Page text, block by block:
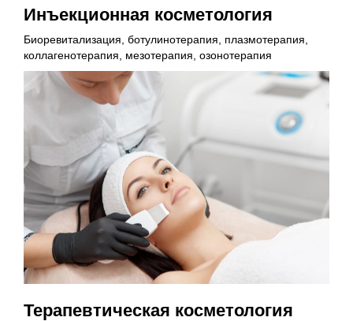
Инъекционная косметология
Биоревитализация, ботулинотерапия, плазмотерапия,
коллагенотерапия, мезотерапия, озонотерапия
Терапевтическая косметология